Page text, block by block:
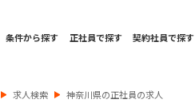
条件から探す 正社員で探す 契約社員で探す
求人検索 神奈川県の正社員の求人